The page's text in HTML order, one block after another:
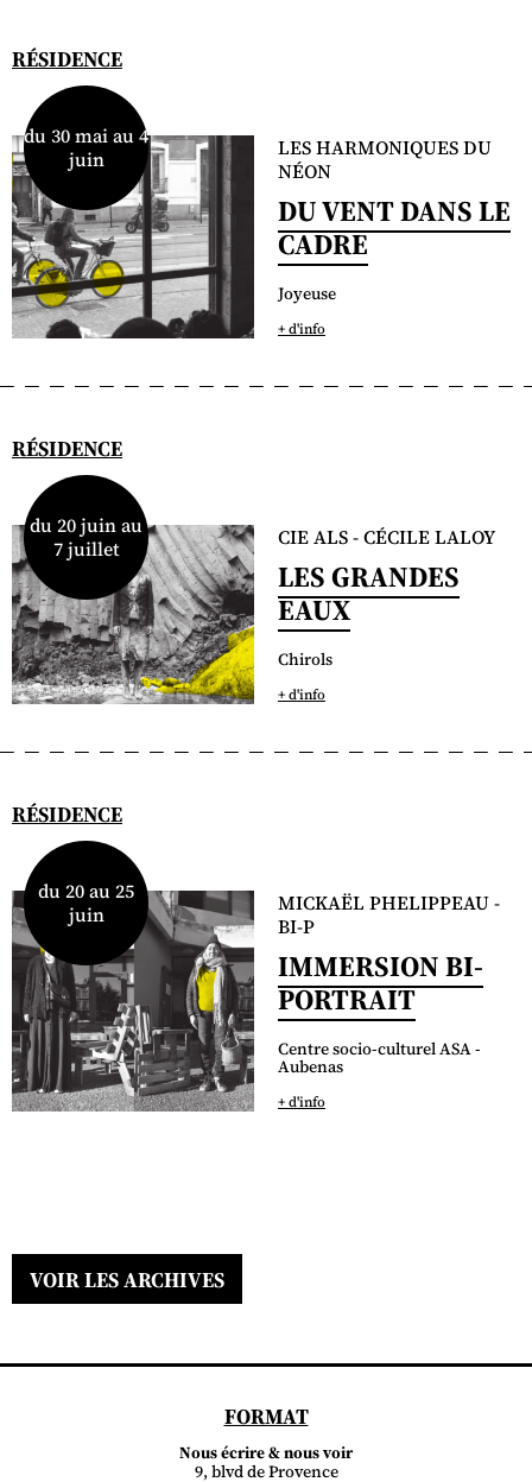
RÉSIDENCE
du 30 mai au 4
juin
LES HARMONIQUES DU
NÉON
DU VENT DANS LE
CADRE
Joyeuse
+ d'info
RÉSIDENCE
du 20 juin au
7 juillet
CIE ALS - CÉCILE LALOY
LES GRANDES
EAUX
Chirols
+ d'info
RÉSIDENCE
du 20 au 25
juin
MICKAËL PHELIPPEAU -
BI-P
IMMERSION BI-
PORTRAIT
Centre socio-culturel ASA -
Aubenas
+ d'info
VOIR LES ARCHIVES
FORMAT
Nous écrire & nous voir
9, blvd de Provence